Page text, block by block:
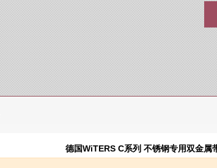
人才服务
常见问题
锯齿选择
联系我们
德国WiTERS C系列 不锈钢专用双金属